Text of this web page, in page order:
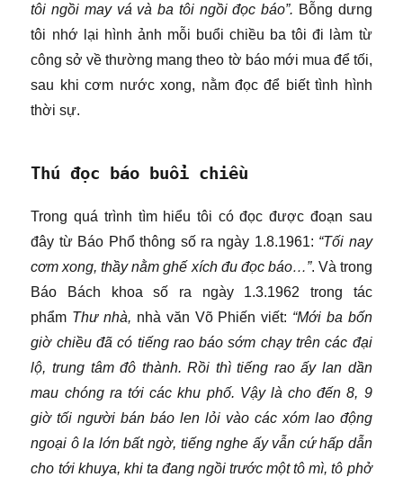
tôi ngồi may vá và ba tôi ngồi đọc báo”. Bỗng dưng
tôi nhớ lại hình ảnh mỗi buổi chiều ba tôi đi làm từ
công sở về thường mang theo tờ báo mới mua để tối,
sau khi cơm nước xong, nằm đọc để biết tình hình
thời sự.
Thú đọc báo buổi chiều
Trong quá trình tìm hiểu tôi có đọc được đoạn sau
đây từ Báo Phổ thông số ra ngày 1.8.1961: “Tối nay
cơm xong, thầy nằm ghế xích đu đọc báo…”. Và trong
Báo Bách khoa số ra ngày 1.3.1962 trong tác
phẩm Thư nhà, nhà văn Võ Phiến viết: “Mới ba bốn
giờ chiều đã có tiếng rao báo sớm chạy trên các đại
lộ, trung tâm đô thành. Rồi thì tiếng rao ấy lan dần
mau chóng ra tới các khu phố. Vậy là cho đến 8, 9
giờ tối người bán báo len lỏi vào các xóm lao động
ngoại ô la lớn bất ngờ, tiếng nghe ấy vẫn cứ hấp dẫn
cho tới khuya, khi ta đang ngồi trước một tô mì, tô phở